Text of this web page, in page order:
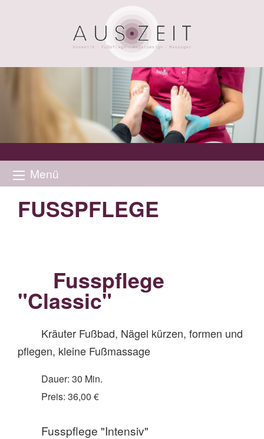
Menü
FUSSPFLEGE
Fusspflege
"Classic"
Kräuter Fußbad, Nägel kürzen, formen und
pflegen, kleine Fußmassage
Dauer: 30 Min.
Preis: 36,00 €
Fusspflege "Intensiv"